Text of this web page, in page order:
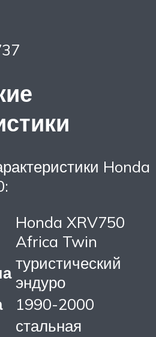
Honda
Honda XRV750
Africa Twin
туристический
эндуро
1990-2000
стальная